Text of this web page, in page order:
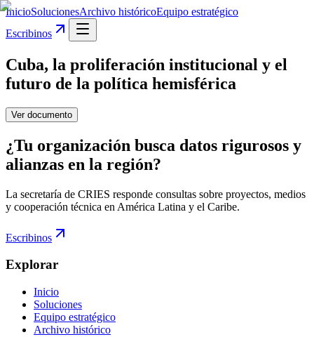
InicioSolucionesArchivo históricoEquipo estratégico
Escribinos
Cuba, la proliferación institucional y el
futuro de la política hemisférica
Ver documento
¿Tu organización busca datos rigurosos y
alianzas en la región?
La secretaría de CRIES responde consultas sobre proyectos, medios
y cooperación técnica en América Latina y el Caribe.
Escribinos
Explorar
Inicio
Soluciones
Equipo estratégico
Archivo histórico